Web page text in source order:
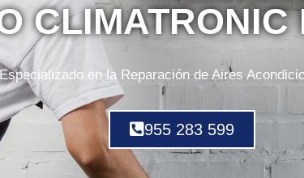
en la Reparación de Aires
955 283 599